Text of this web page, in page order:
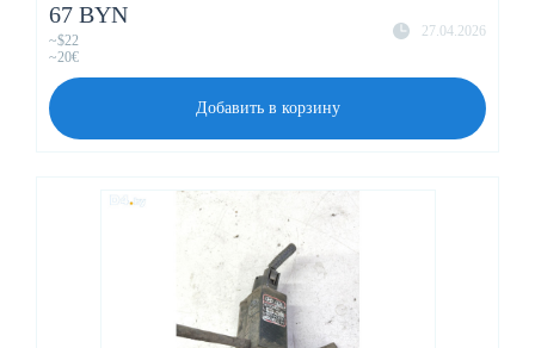
27.04.2026
67 BYN
~$22
~20€
Добавить в корзину